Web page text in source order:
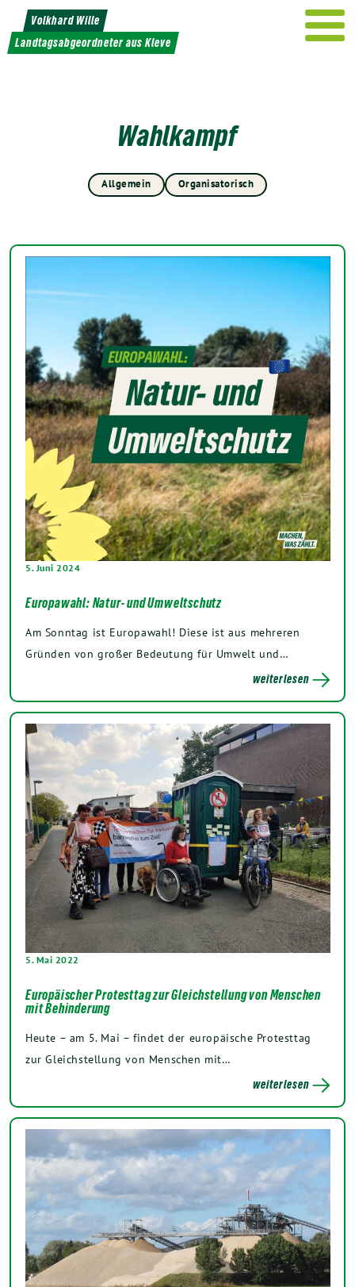
Weiter
zum
Inhalt
Volkhard Wille
Landtagsabgeordneter aus Kleve
Wahlkampf
Allgemein Organisatorisch
5. Juni 2024
Europawahl: Natur- und Umweltschutz
Am Sonntag ist Europawahl! Diese ist aus mehreren
Gründen von großer Bedeutung für Umwelt und…
weiterlesen
5. Mai 2022
Europäischer Protesttag zur Gleichstellung von Menschen
mit Behinderung
Heute – am 5. Mai – findet der europäische Protesttag
zur Gleichstellung von Menschen mit…
weiterlesen